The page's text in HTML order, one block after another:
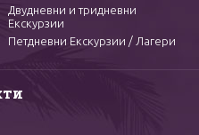
Двудневни и тридневни
Екскурзии
Петдневни Екскурзии / Лагери